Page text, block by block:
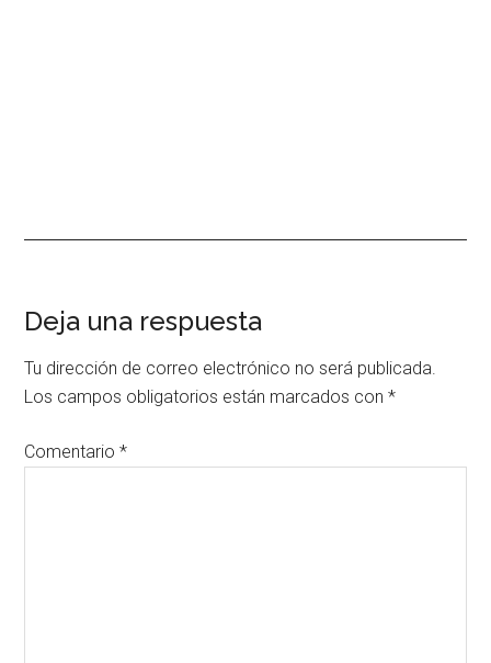
Interacciones
con
los
lectores
Deja una respuesta
Tu dirección de correo electrónico no será publicada.
Los campos obligatorios están marcados con*
Comentario*